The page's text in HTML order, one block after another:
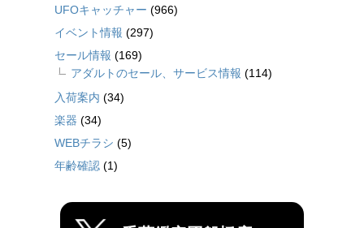
UFOキャッチャー (966)
イベント情報 (297)
セール情報 (169)
アダルトのセール、サービス情報 (114)
入荷案内 (34)
楽器 (34)
WEBチラシ (5)
年齢確認 (1)